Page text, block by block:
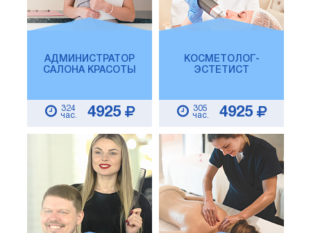
АДМИНИСТРАТОР
САЛОНА КРАСОТЫ
324
час.
4925
КОСМЕТОЛОГ-
ЭСТЕТИСТ
305
час.
4925